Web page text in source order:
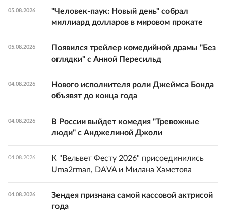
05.08.2026
"Человек-паук: Новый день" собрал
миллиард долларов в мировом прокате
05.08.2026
Появился трейлер комедийной драмы "Без
оглядки" с Анной Пересильд
04.08.2026
Нового исполнителя роли Джеймса Бонда
объявят до конца года
04.08.2026
В России выйдет комедия "Тревожные
люди" с Анджелиной Джоли
04.08.2026
К "Вельвет Фесту 2026" присоединились
Uma2rman, DAVA и Милана Хаметова
04.08.2026
Зендея признана самой кассовой актрисой
года